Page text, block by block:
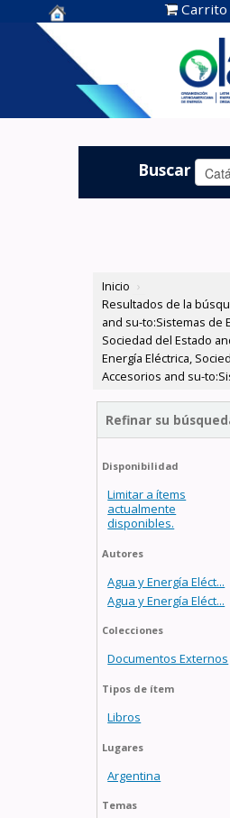
Centro de
Documentación
OLADE -
Carrito
Buscar
Inicio ›
Resultados de la
and su-to:Sistemas de
Sociedad del Estado
Energía Eléctrica,
Accesorios and su-
Refinar su
Disponibilidad
Limitar a ítems
actualmente
disponibles.
Autores
Agua y Energía Eléct...
Agua y Energía Eléct...
Colecciones
Documentos Externos
Tipos de ítem
Libros
Lugares
Argentina
Temas